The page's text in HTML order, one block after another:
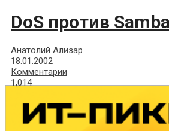
DoS против
Анатолий Ализар
18.01.2002
Комментарии
1,014